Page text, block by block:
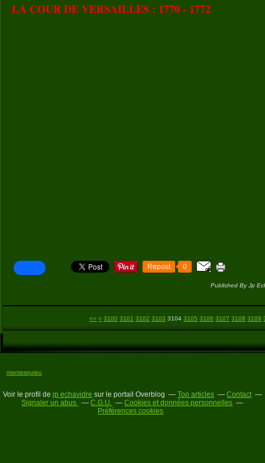
LA COUR DE VERSAILLES : 1770 - 1772
Repost 0
Published By Jp
<< < 3100 3101 3102 3103 3104 3105 3106 3107 3108 3109
montesquieu
Voir le profil de jp echavidre sur le portail Overblog Top articles
Contact
Signaler un abus
C.G.U.
Cookies et données personnelles
Préférences cookies